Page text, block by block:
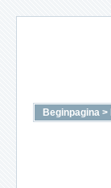
Beginpagina >